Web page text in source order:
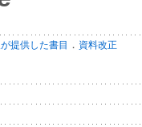
提供した書目 ． 資料改正